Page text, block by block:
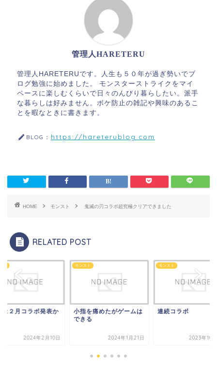
管理人HARETERU
管理人HARETERUです。人生も５０年が過ぎ勢いでブ
ログ勉強に始めました。 モンスターストライクをマイ
ペースに楽しむくらいで日々のんびり暮らしたい。派手
な暮らしは好みません。ボケ防止の雑記や興味のあるこ
とを暇なときに書きます。
BLOG： https://hareterublog.com
HOME モンスト 鬼滅の刃コラボ超究極クリアできました
RELATED POST
は２月コラボ発表か
2024年2月10日
モンスト
小指を痛めたがゲームは
できる
2024年1月21日
モンスト
連続コラボ
2023年10